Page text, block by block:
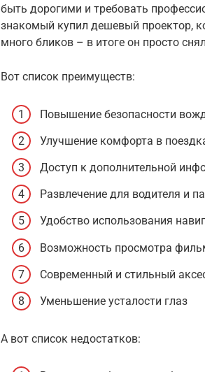
быть дорогими и требовать
знакомый купил дешевый проектор,
много бликов – в итоге он просто
Вот список преимуществ:
Повышение безопасности
Улучшение комфорта в
Доступ к дополнительной
Развлечение для водителя и
Удобство использования
Возможность просмотра
Современный и стильный
Уменьшение усталости глаз
А вот список недостатков: